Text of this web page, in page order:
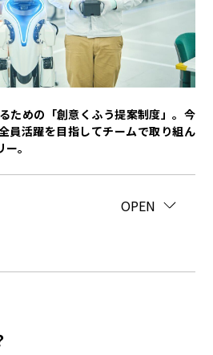
SDGs
ための「創意くふう提案制度」。今
員活躍を目指してチームで取り組ん
。
OPEN
CLOSE